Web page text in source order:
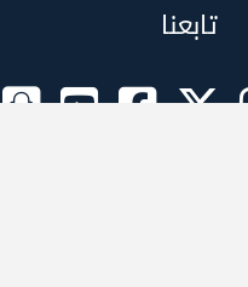
تابعنا